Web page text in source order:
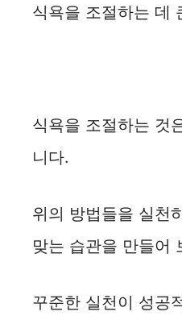
식욕을 조절하는 데
식욕을 조절하는 것
니다.
위의 방법들을 실천
맞는 습관을 만들어
꾸준한 실천이 성공